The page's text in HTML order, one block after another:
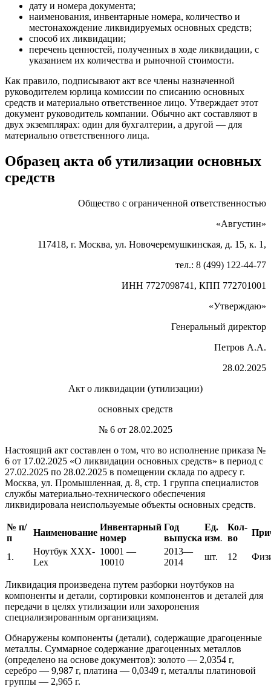
дату и номера документа;
наименования, инвентарные номера, количество и
местонахождение ликвидируемых основных средств;
способ их ликвидации;
перечень ценностей, полученных в ходе ликвидации, с
указанием их количества и рыночной стоимости.
Как правило, подписывают акт все члены назначенной
руководителем юрлица комиссии по списанию основных
средств и материально ответственное лицо. Утверждает этот
документ руководитель компании. Обычно акт составляют в
двух экземплярах: один для бухгалтерии, а другой — для
материально ответственного лица.
Образец акта об утилизации основных
средств
Общество с ограниченной ответственностью
«Августин»
117418, г. Москва, ул. Новочеремушкинская, д. 15, к. 1,
тел.: 8 (499) 122-44-77
ИНН 7727098741, КПП 772701001
«Утверждаю»
Генеральный директор
Петров А.А.
28.02.2025
Акт о ликвидации (утилизации)
основных средств
№ 6 от 28.02.2025
Настоящий акт составлен о том, что во исполнение приказа №
6 от 17.02.2025 «О ликвидации основных средств» в период с
27.02.2025 по 28.02.2025 в помещении склада по адресу г.
Москва, ул. Промышленная, д. 8, стр. 1 группа специалистов
службы материально-технического обеспечения
ликвидировала неиспользуемые объекты основных средств.
№ п/
п
Наименование
Инвентарный
номер
Год
выпуска
Ед.
изм.
Кол-
во
1.
Ноутбук XXX-
Lex
10001 —
10010
2013—
2014
шт. 12
Ликвидация произведена путем разборки ноутбуков на
компоненты и детали, сортировки компонентов и деталей для
передачи в целях утилизации или захоронения
специализированным организациям.
Обнаружены компоненты (детали), содержащие драгоценные
металлы. Суммарное содержание драгоценных металлов
(определено на основе документов): золото — 2,0354 г,
серебро — 9,987 г, платина — 0,0349 г, металлы платиновой
группы — 2,965 г.